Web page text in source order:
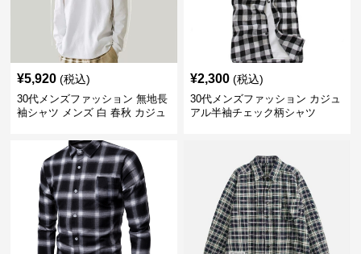
¥5,920 (税込)
30代メンズファッション 無地長
袖シャツ メンズ 白 春秋 カジュ
¥2,300 (税込)
30代メンズファッション カジュ
アル半袖チェック柄シャツ